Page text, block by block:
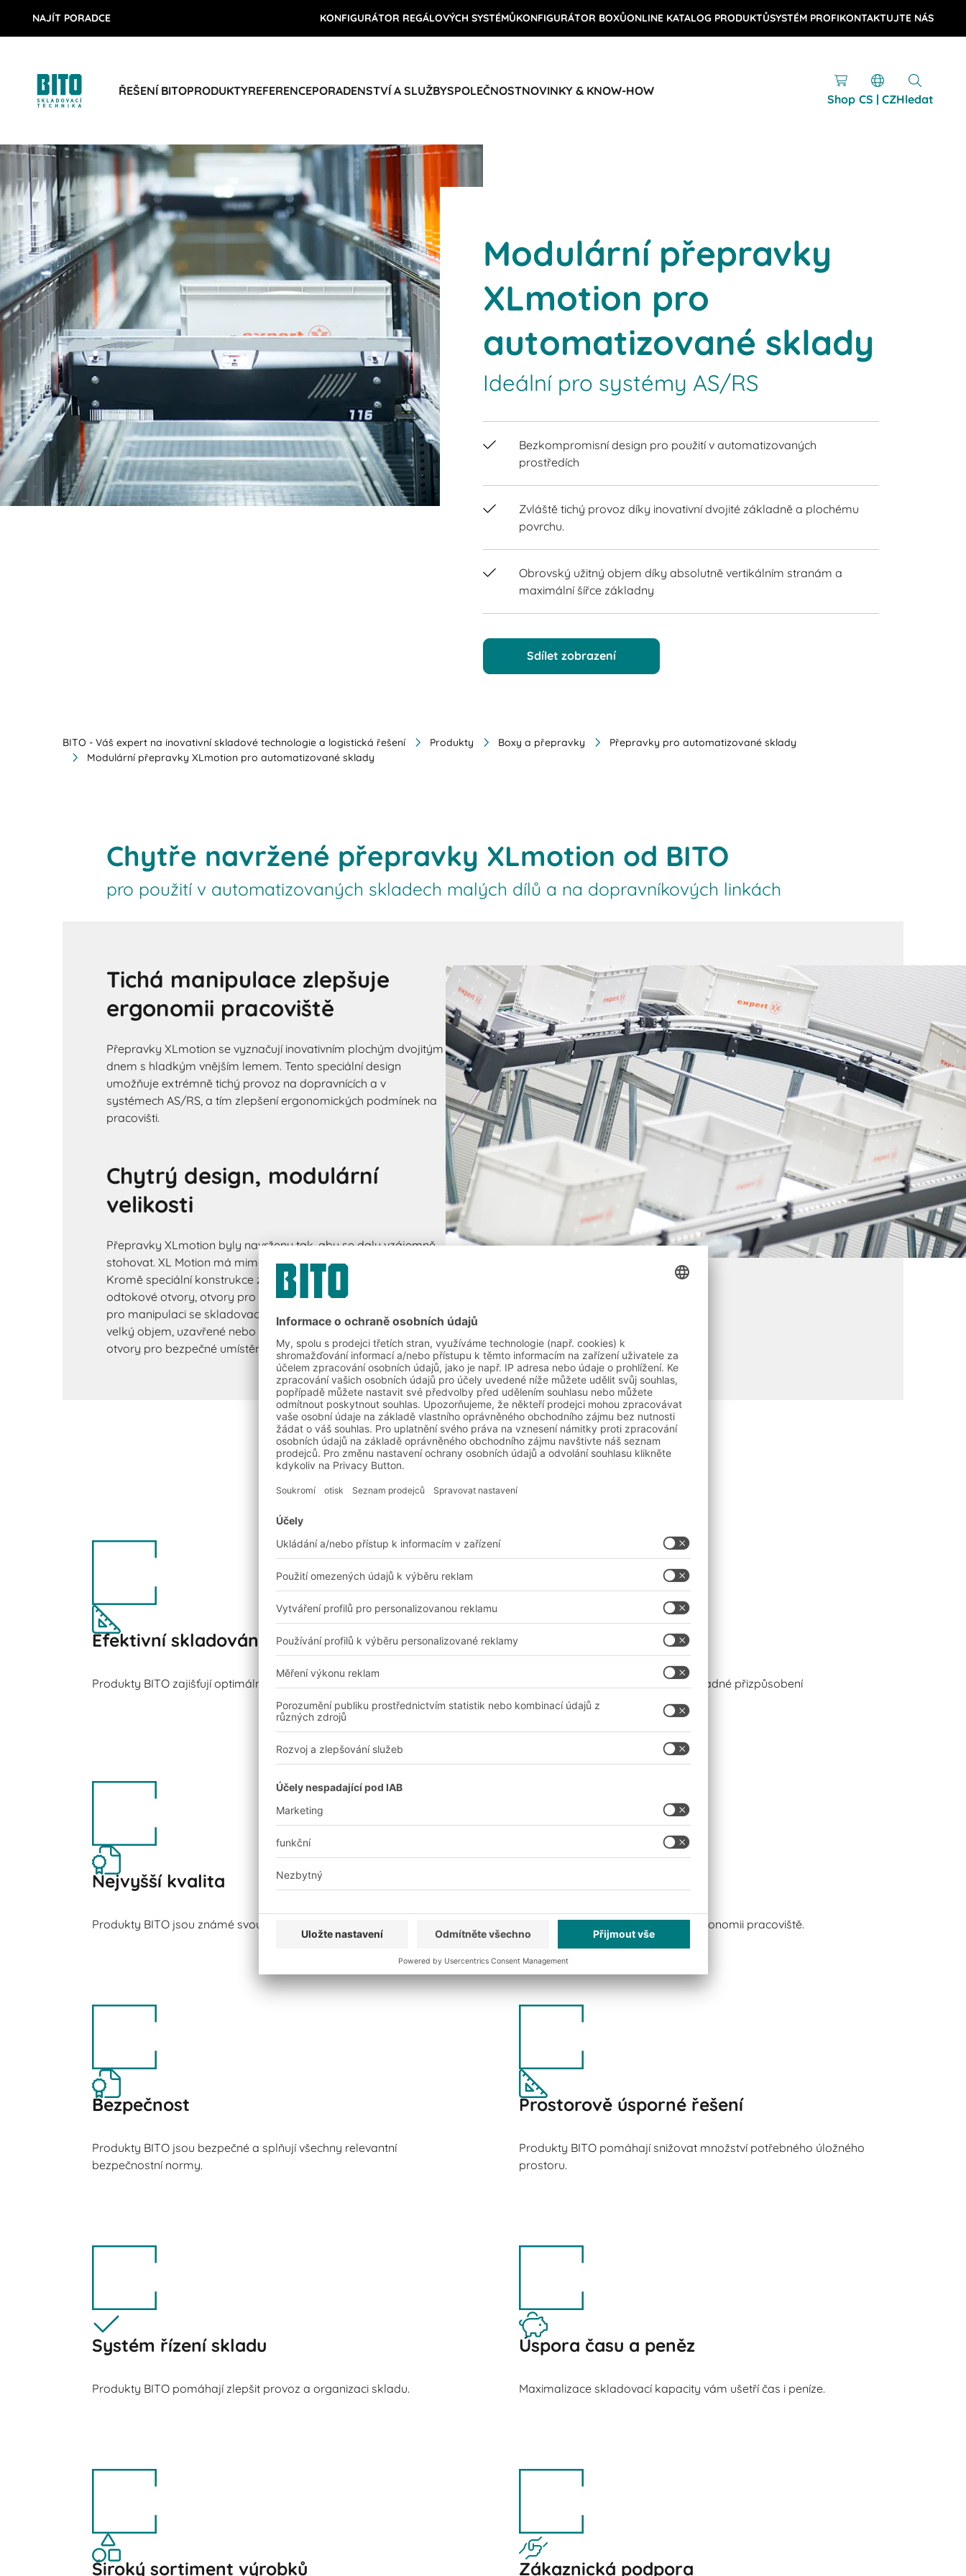
NAJÍT PORADCE KONFIGURÁTOR REGÁLOVÝCH SYSTÉMŮKONFIGURÁTOR BOXŮONLINE KATALOG PRODUKTŮSYSTÉM PROFIKONTAKTUJTE NÁS
ŘEŠENÍ BITOPRODUKTYREFERENCEPORADENSTVÍ A SLUŽBYSPOLEČNOSTNOVINKY & KNOW-HOW
Shop CS | CZHledat
Modulární přepravky
XLmotion pro
automatizované sklady
Ideální pro systémy AS/RS
Bezkompromisní design pro použití v automatizovaných
prostředích
Zvláště tichý provoz díky inovativní dvojité základně a plochému
povrchu.
Obrovský užitný objem díky absolutně vertikálním stranám a
maximální šířce základny
Sdílet zobrazení
BITO - Váš expert na inovativní skladové technologie a logistická řešení Produkty Boxy a přepravky
Přepravky pro automatizované sklady
Modulární přepravky XLmotion pro automatizované sklady
Chytře navržené přepravky XLmotion od BITO
pro použití v automatizovaných skladech malých dílů a na dopravníkových linkách
Tichá manipulace zlepšuje
ergonomii pracoviště
Přepravky XLmotion se vyznačují inovativním plochým dvojitým
dnem s hladkým vnějším lemem. Tento speciální design
umožňuje extrémně tichý provoz na dopravnících a v
systémech AS/RS, a tím zlepšení ergonomických podmínek na
pracovišti.
Chytrý design, modulární
velikosti
Přepravky XLmotion byly navrženy tak, aby se daly vzájemně
stohovat. XL Motion má mimořádně propracovanou konstrukci.
Kromě speciální konstrukce základny mají přepravky XLmotion
odtokové otvory, otvory pro zasunutí dělicích příček, žebrování
pro manipulaci se skladovacími a vyskladňovacími stroji, velmi
velký objem, uzavřené nebo otevřená úchopy a polohovací
otvory pro bezpečné umístění víka.
Výhody a přínosy
Efektivní skladování
Produkty BITO zajišťují optimální využití prostoru.
Modulární konstrukce umožňuje snadné přizpůsobení
individuálním požadavkům.
Nejvyšší kvalita
Produkty BITO jsou známé svou odolností a robustností. Produkty BITO pomáhají zlepšit ergonomii pracoviště.
Bezpečnost
Produkty BITO jsou bezpečné a splňují všechny relevantní
bezpečnostní normy.
Prostorově úsporné řešení
Produkty BITO pomáhají snižovat množství potřebného úložného
prostoru.
Systém řízení skladu
Produkty BITO pomáhají zlepšit provoz a organizaci skladu.
Úspora času a peněz
Maximalizace skladovací kapacity vám ušetří čas i peníze.
Široký sortiment výrobků Zákaznická podpora